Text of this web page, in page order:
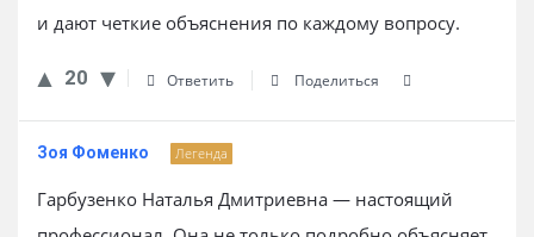
и дают четкие объяснения по каждому вопросу.
20 Ответить Поделиться
Зоя Фоменко Легенда
Гарбузенко Наталья Дмитриевна — настоящий